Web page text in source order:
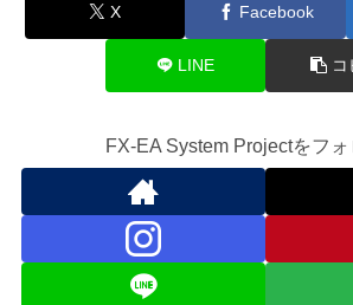
X Facebook
LINE コ
FX-EA System Projectをフ